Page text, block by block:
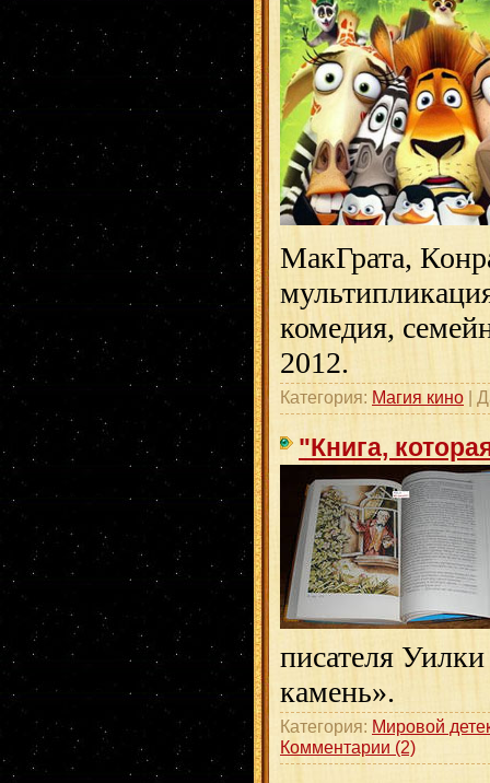
МакГрата,
комедия,
2012.
Категория: Магия кино |
"Книга,
писателя
камень».
Категория: Мировой
Комментарии (2)